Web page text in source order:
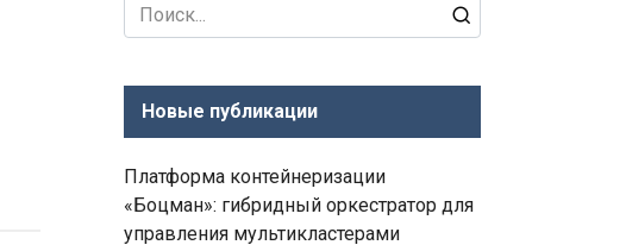
Search
for:
Новые публикации
Платформа контейнеризации
«Боцман»: гибридный оркестратор для
управления мультикластерами